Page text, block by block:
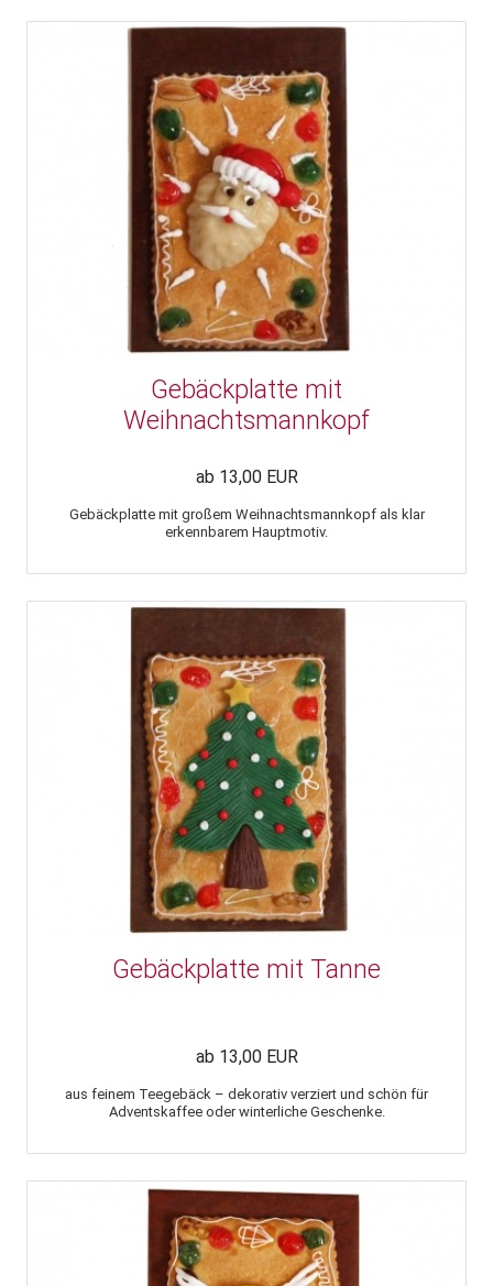
Gebäckplatte mit
Weihnachtsmannkopf
ab 13,00 EUR
Gebäckplatte mit großem Weihnachtsmannkopf als klar
erkennbarem Hauptmotiv.
Gebäckplatte mit Tanne
ab 13,00 EUR
aus feinem Teegebäck – dekorativ verziert und schön für
Adventskaffee oder winterliche Geschenke.